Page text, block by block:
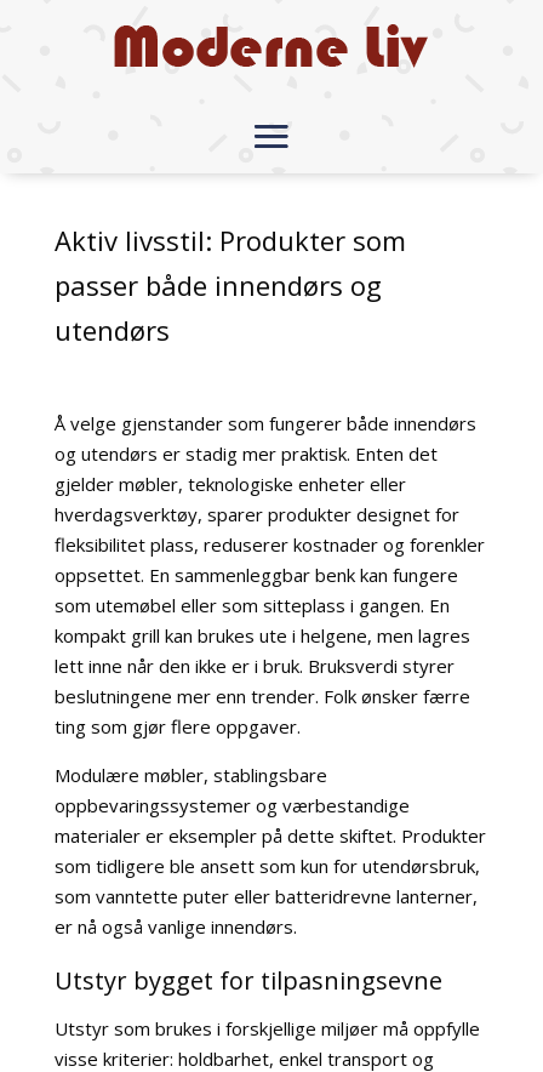
Aktiv livsstil: Produkter som
passer både innendørs og
utendørs
Å velge gjenstander som fungerer både innendørs
og utendørs er stadig mer praktisk. Enten det
gjelder møbler, teknologiske enheter eller
hverdagsverktøy, sparer produkter designet for
fleksibilitet plass, reduserer kostnader og forenkler
oppsettet. En sammenleggbar benk kan fungere
som utemøbel eller som sitteplass i gangen. En
kompakt grill kan brukes ute i helgene, men lagres
lett inne når den ikke er i bruk. Bruksverdi styrer
beslutningene mer enn trender. Folk ønsker færre
ting som gjør flere oppgaver.
Modulære møbler, stablingsbare
oppbevaringssystemer og værbestandige
materialer er eksempler på dette skiftet. Produkter
som tidligere ble ansett som kun for utendørsbruk,
som vanntette puter eller batteridrevne lanterner,
er nå også vanlige innendørs.
Utstyr bygget for tilpasningsevne
Utstyr som brukes i forskjellige miljøer må oppfylle
visse kriterier: holdbarhet, enkel transport og